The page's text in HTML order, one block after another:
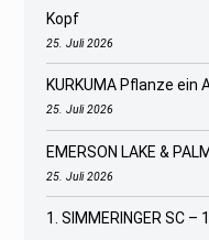
Kopf
25. Juli 2026
KURKUMA Pflanze ein
25. Juli 2026
EMERSON LAKE &
25. Juli 2026
1. SIMMERINGER SC